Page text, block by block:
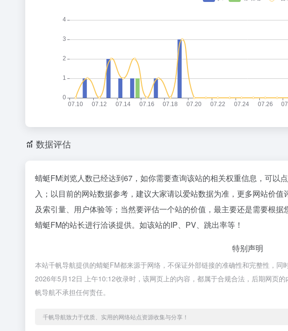
数据评估
蜻蜓FM浏览人数已经达到67，如你需要查询该站的相关权重信息，可以
入；以目前的网站数据参考，建议大家请以爱站数据为准，更多网站价
及索引量、用户体验等；当然要评估一个站的价值，最主要还是需要根
蜻蜓FM的站长进行洽谈提供。如该站的IP、PV、跳出率等！
特别声明
本站千帆导航提供的蜻蜓FM都来源于网络，不保证外部链接的准确性和完整性，
2026年5月12日 上午10:12收录时，该网页上的内容，都属于合规合法，后期网页
帆导航不承担任何责任。
千帆导航致力于优质、实用的网络站点资源收集与分享！